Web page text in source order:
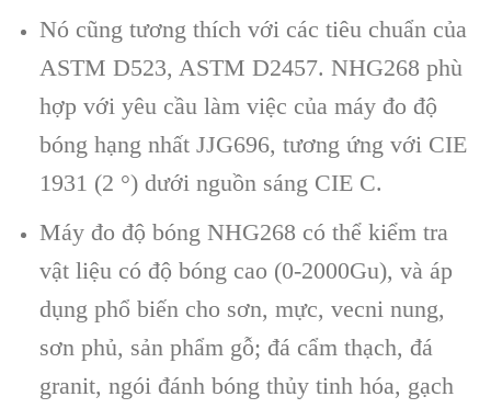
Nó cũng tương thích với các tiêu chuẩn của
ASTM D523, ASTM D2457. NHG268 phù
hợp với yêu cầu làm việc của máy đo độ
bóng hạng nhất JJG696, tương ứng với CIE
1931 (2 °) dưới nguồn sáng CIE C.
Máy đo độ bóng NHG268 có thể kiểm tra
vật liệu có độ bóng cao (0-2000Gu), và áp
dụng phổ biến cho sơn, mực, vecni nung,
sơn phủ, sản phẩm gỗ; đá cẩm thạch, đá
granit, ngói đánh bóng thủy tinh hóa, gạch